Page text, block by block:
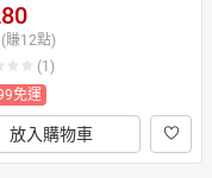
(賺12點)
(1)
免運
放入購物車